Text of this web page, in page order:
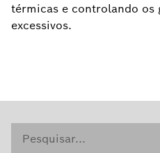
térmicas e controlando os
excessivos.